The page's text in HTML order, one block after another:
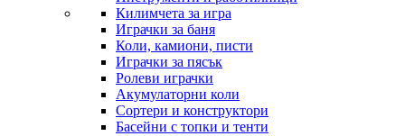
Килимчета за игра
Играчки за баня
Коли, камиони, писти
Играчки за пясък
Ролеви играчки
Акумулаторни коли
Сортери и конструктори
Басейни с топки и тенти